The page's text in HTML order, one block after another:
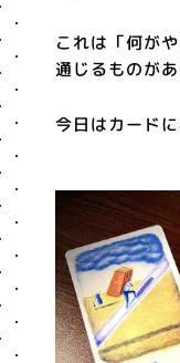
これは「何が
通じるものがあ
今日はカードに